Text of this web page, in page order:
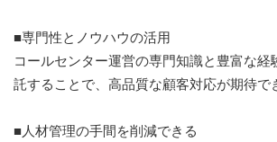
■専門性とノウハウの活用
コールセンター運営の専門知識と豊富な経
託することで、高品質な顧客対応が期待で
■人材管理の手間を削減できる